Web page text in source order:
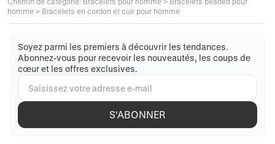
homme > Bracelets en cordon et cuir pour homme
Soyez parmi les premiers à découvrir les tendances.
Abonnez-vous pour recevoir les nouveautés, les coups de
cœur et les offres exclusives.
S'ABONNER